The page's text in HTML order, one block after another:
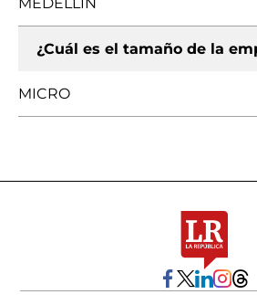
¿Cuál es el tamaño de la
MICRO